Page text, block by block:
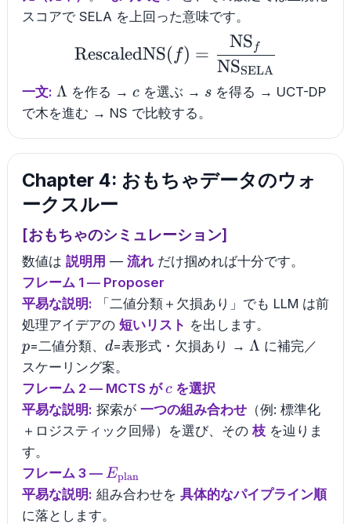
スコアで SELA を上回った意味です。
RescaledNS( f) =
NSSELA
NS f
一文: \Lambda
Λ を作る → c
c を選ぶ → s
s を得る → UCT-DP
で木を進む → NS で比較する。
Chapter 4: おもちゃデータのウォ
ークスルー
[おもちゃのシミュレーション]
数値は 説明用 — 流れ だけ掴めれば十分です。
フレーム 1 — Proposer
平易な説明: 「二値分類＋欠損あり」でも LLM は前
処理アイデアの 短いリスト を出します。
p
p=二値分類、 d
d=表形式・欠損あり → \Lambda
Λ に補完／
スケーリング案。
フレーム 2 — MCTS がc
c を選択
平易な説明: 探索が 一つの組み合わせ （例: 標準化
＋ロジスティック回帰）を選び、その 枝 を辿りま
す。
フレーム 3 — E_{\mathrm{plan}}
Eplan
平易な説明: 組み合わせを 具体的なパイプライン順
に落とします。